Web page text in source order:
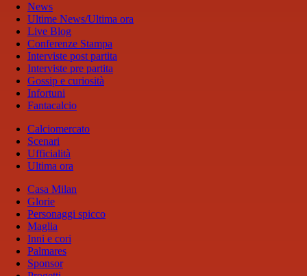
News
Ultime News/Ultima ora
Live Blog
Conferenze Stampa
Interviste post partita
Interviste pre partita
Gossip e curiosità
Infortuni
Fantacalcio
Calciomercato
Scenari
Ufficialità
Ultima ora
Casa Milan
Glorie
Personaggi spicco
Maglia
Inni e cori
Palmares
Sponsor